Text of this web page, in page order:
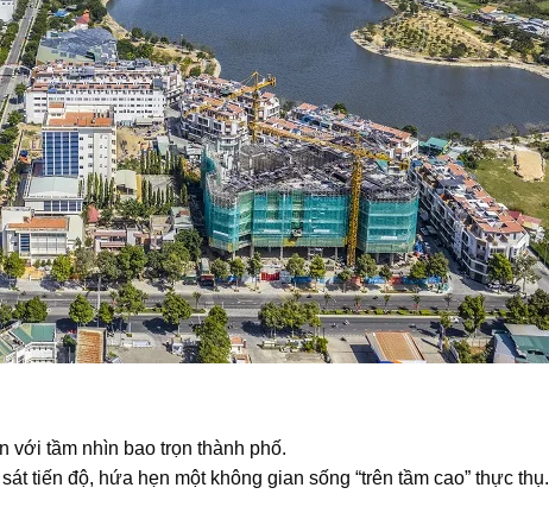
với tầm nhìn bao trọn thành phố.
tiến độ, hứa hẹn một không gian sống “trên tầm cao” thực thụ.